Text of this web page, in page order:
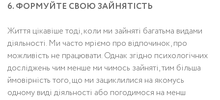
6. ФОРМУЙТЕ СВОЮ ЗАЙНЯТІСТЬ
Життя цікавіше тоді, коли ми зайняті багатьма видами
діяльності. Ми часто мріємо про відпочинок, про
можливість не працювати. Однак згідно психологічних
досліджень чим менше ми чимось зайняті, тим більша
ймовірність того, що ми зациклилися на якомусь
одному виді діяльності або погодимося на менш